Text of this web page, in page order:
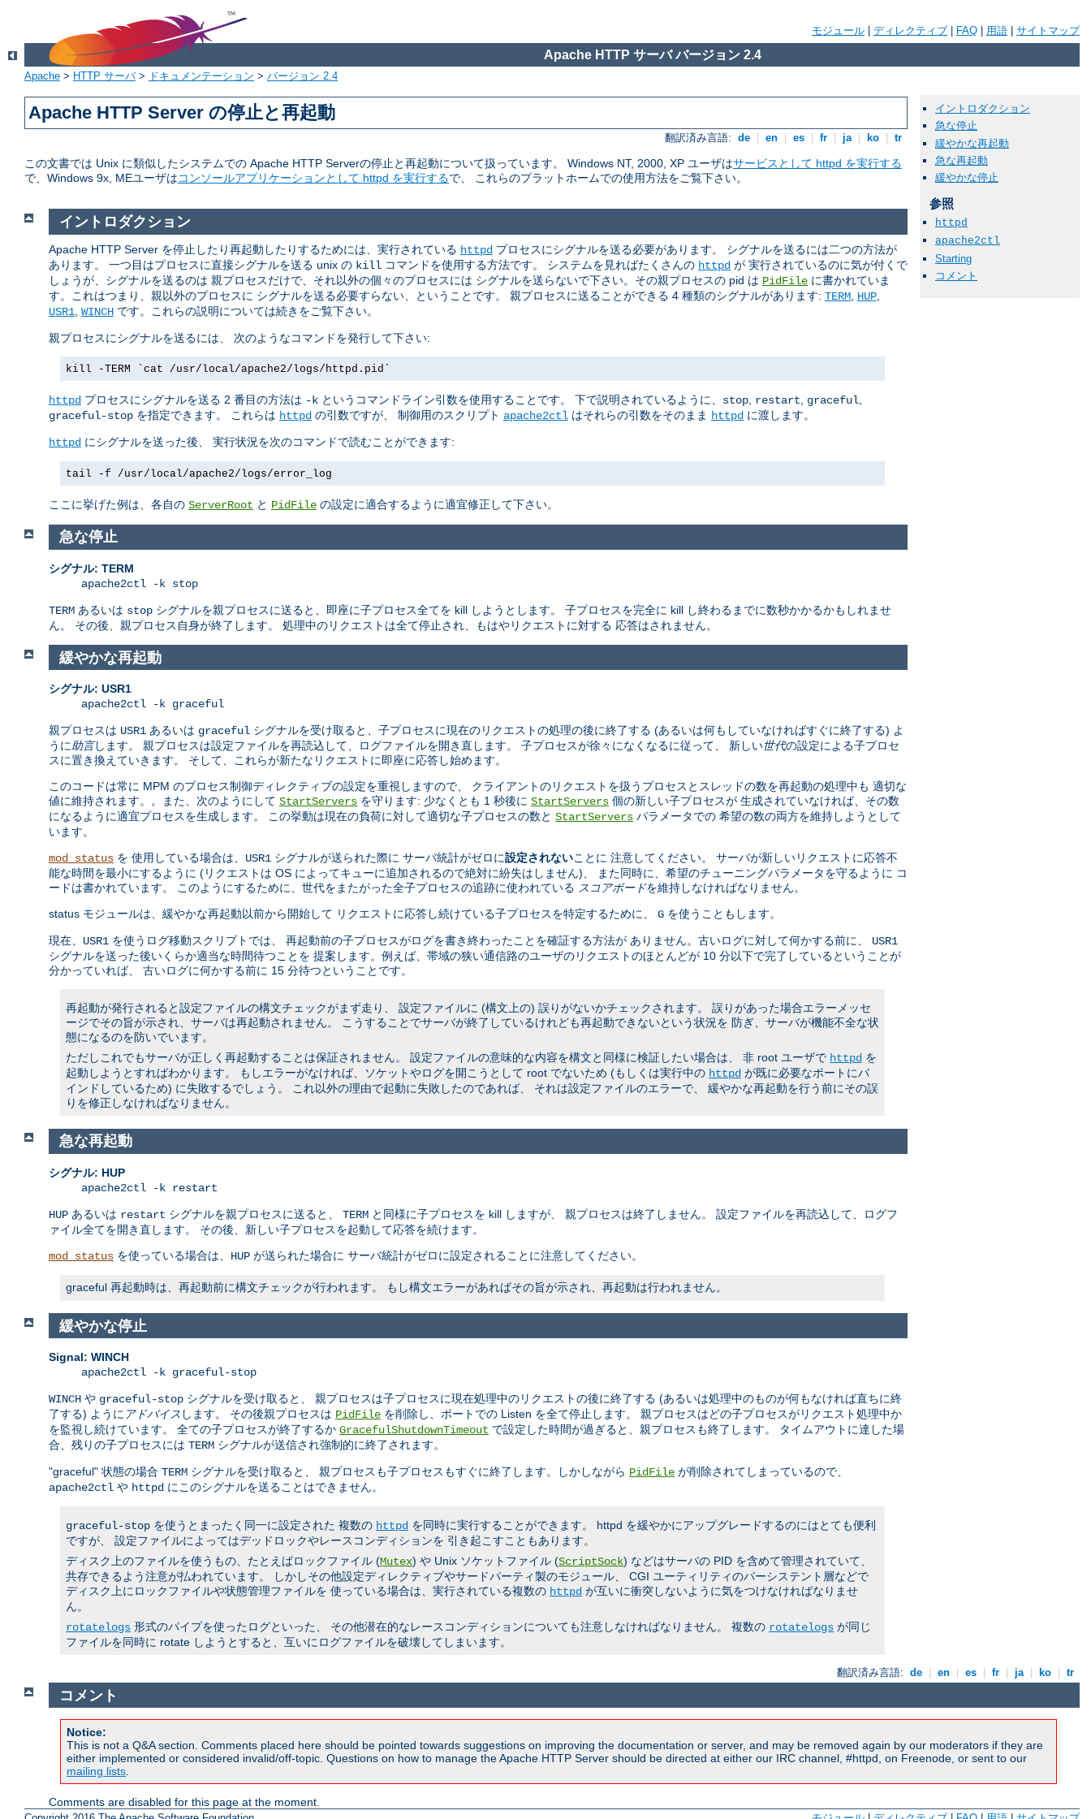
モジュール ディレクティブ FAQ 用語 サイトマップ
Apache HTTP サーバ バージョン 2.4
Apache > HTTP サーバ> ドキュメンテーション > バージョン 2.4
Apache HTTP Server の停止と再起動
翻訳済み言語: de en es fr ja ko tr
この文書では Unix に類似したシステムでの Apache HTTP Serverの停止と再起動について扱っています。 Windows NT, 2000, XP ユーザはサービスとして httpd を実行する
で、Windows 9x, MEユーザはコンソールアプリケーションとして httpd を実行するで、 これらのプラットホームでの使用方法をご覧下さい。
イントロダクション
急な停止
緩やかな再起動
急な再起動
緩やかな停止
参照
httpd
apache2ctl
Starting
コメント
イントロダクション
Apache HTTP Server を停止したり再起動したりするためには、実行されている httpd プロセスにシグナルを送る必要があります。 シグナルを送るには二つの方法が
あります。 一つ目はプロセスに直接シグナルを送る unix の kill コマンドを使用する方法です。 システムを見ればたくさんの httpd が 実行されているのに気が付くで
しょうが、シグナルを送るのは 親プロセスだけで、それ以外の個々のプロセスには シグナルを送らないで下さい。その親プロセスの pid は PidFile に書かれていま
す。これはつまり、親以外のプロセスに シグナルを送る必要すらない、ということです。 親プロセスに送ることができる 4 種類のシグナルがあります: TERM HUP
USR1 WINCH です。これらの説明については続きをご覧下さい。
親プロセスにシグナルを送るには、 次のようなコマンドを発行して下さい:
kill -TERM `cat /usr/local/apache2/logs/httpd.pid`
httpd プロセスにシグナルを送る 2 番目の方法は -k というコマンドライン引数を使用することです。 下で説明されているように、 stop restart graceful
graceful-stop を指定できます。 これらは httpd の引数ですが、 制御用のスクリプト apache2ctl はそれらの引数をそのまま httpd に渡します。
httpd にシグナルを送った後、 実行状況を次のコマンドで読むことができます:
tail -f /usr/local/apache2/logs/error_log
ここに挙げた例は、各自の ServerRoot と PidFile の設定に適合するように適宜修正して下さい。
急な停止
シグナル: TERM
apache2ctl -k stop
TERM あるいは stop シグナルを親プロセスに送ると、即座に子プロセス全てを kill しようとします。 子プロセスを完全に kill し終わるまでに数秒かかるかもしれませ
ん。 その後、親プロセス自身が終了します。 処理中のリクエストは全て停止され、もはやリクエストに対する 応答はされません。
緩やかな再起動
シグナル: USR1
apache2ctl -k graceful
親プロセスは USR1 あるいは graceful シグナルを受け取ると、子プロセスに現在のリクエストの処理の後に終了する (あるいは何もしていなければすぐに終了する) よ
うに助言します。 親プロセスは設定ファイルを再読込して、ログファイルを開き直します。 子プロセスが徐々になくなるに従って、 新しい世代の設定による子プロセ
スに置き換えていきます。 そして、これらが新たなリクエストに即座に応答し始めます。
このコードは常に MPM のプロセス制御ディレクティブの設定を重視しますので、 クライアントのリクエストを扱うプロセスとスレッドの数を再起動の処理中も 適切な
値に維持されます。。また、次のようにして StartServers を守ります: 少なくとも 1 秒後に StartServers 個の新しい子プロセスが 生成されていなければ、その数
になるように適宜プロセスを生成します。 この挙動は現在の負荷に対して適切な子プロセスの数と StartServers パラメータでの 希望の数の両方を維持しようとして
います。
mod_status を 使用している場合は、 USR1 シグナルが送られた際に サーバ統計がゼロに設定されないことに 注意してください。 サーバが新しいリクエストに応答不
能な時間を最小にするように (リクエストは OS によってキューに追加されるので絶対に紛失はしません)、 また同時に、希望のチューニングパラメータを守るように コ
ードは書かれています。 このようにするために、世代をまたがった全子プロセスの追跡に使われている スコアボードを維持しなければなりません。
status モジュールは、緩やかな再起動以前から開始して リクエストに応答し続けている子プロセスを特定するために、 G を使うこともします。
現在、 USR1 を使うログ移動スクリプトでは、 再起動前の子プロセスがログを書き終わったことを確証する方法が ありません。古いログに対して何かする前に、 USR1
シグナルを送った後いくらか適当な時間待つことを 提案します。例えば、帯域の狭い通信路のユーザのリクエストのほとんどが 10 分以下で完了しているということが
分かっていれば、 古いログに何かする前に 15 分待つということです。
再起動が発行されると設定ファイルの構文チェックがまず走り、 設定ファイルに (構文上の) 誤りがないかチェックされます。 誤りがあった場合エラーメッセ
ージでその旨が示され、サーバは再起動されません。 こうすることでサーバが終了しているけれども再起動できないという状況を 防ぎ、サーバが機能不全な状
態になるのを防いでいます。
ただしこれでもサーバが正しく再起動することは保証されません。 設定ファイルの意味的な内容を構文と同様に検証したい場合は、 非 root ユーザで httpd を
起動しようとすればわかります。 もしエラーがなければ、ソケットやログを開こうとして root でないため (もしくは実行中の httpd が既に必要なポートにバ
インドしているため) に失敗するでしょう。 これ以外の理由で起動に失敗したのであれば、 それは設定ファイルのエラーで、 緩やかな再起動を行う前にその誤
りを修正しなければなりません。
急な再起動
シグナル: HUP
apache2ctl -k restart
HUP あるいは restart シグナルを親プロセスに送ると、 TERM と同様に子プロセスを kill しますが、 親プロセスは終了しません。 設定ファイルを再読込して、ログフ
ァイル全てを開き直します。 その後、新しい子プロセスを起動して応答を続けます。
mod_status を使っている場合は、 HUP が送られた場合に サーバ統計がゼロに設定されることに注意してください。
graceful 再起動時は、再起動前に構文チェックが行われます。 もし構文エラーがあればその旨が示され、再起動は行われません。
緩やかな停止
Signal: WINCH
apache2ctl -k graceful-stop
WINCH や graceful-stop シグナルを受け取ると、 親プロセスは子プロセスに現在処理中のリクエストの後に終了する (あるいは処理中のものが何もなければ直ちに終
了する) ように アドバイス します。 その後親プロセスは PidFile を削除し、ポートでの Listen を全て停止します。 親プロセスはどの子プロセスがリクエスト処理中か
を監視し続けています。 全ての子プロセスが終了するか GracefulShutdownTimeout で設定した時間が過ぎると、親プロセスも終了します。 タイムアウトに達した場
合、残りの子プロセスには TERM シグナルが送信され強制的に終了されます。
"graceful" 状態の場合 TERM シグナルを受け取ると、 親プロセスも子プロセスもすぐに終了します。しかしながら PidFile が削除されてしまっているので、
apache2ctl や httpd にこのシグナルを送ることはできません。
graceful-stop を使うとまったく同一に設定された 複数の httpd を同時に実行することができます。 httpd を緩やかにアップグレードするのにはとても便利
ですが、 設定ファイルによってはデッドロックやレースコンディションを 引き起こすこともあります。
ディスク上のファイルを使うもの、たとえばロックファイル (Mutex) や Unix ソケットファイル (ScriptSock) などはサーバの PID を含めて管理されていて、
共存できるよう注意が払われています。 しかしその他設定ディレクティブやサードパーティ製のモジュール、 CGI ユーティリティのパーシステント層などで
ディスク上にロックファイルや状態管理ファイルを 使っている場合は、実行されている複数の httpd が互いに衝突しないように気をつけなければなりませ
ん。
rotatelogs 形式のパイプを使ったログといった、 その他潜在的なレースコンディションについても注意しなければなりません。 複数の rotatelogs が同じ
ファイルを同時に rotate しようとすると、互いにログファイルを破壊してしまいます。
翻訳済み言語: de en es fr ja ko tr
コメント
Notice:
This is not a Q&A section. Comments placed here should be pointed towards suggestions on improving the documentation or server, and may be removed again by our moderators if they are
either implemented or considered invalid/off-topic. Questions on how to manage the Apache HTTP Server should be directed at either our IRC channel, #httpd, on Freenode, or sent to our
mailing lists.
Comments are disabled for this page at the moment.